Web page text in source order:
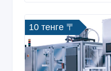
10 тенге 〒